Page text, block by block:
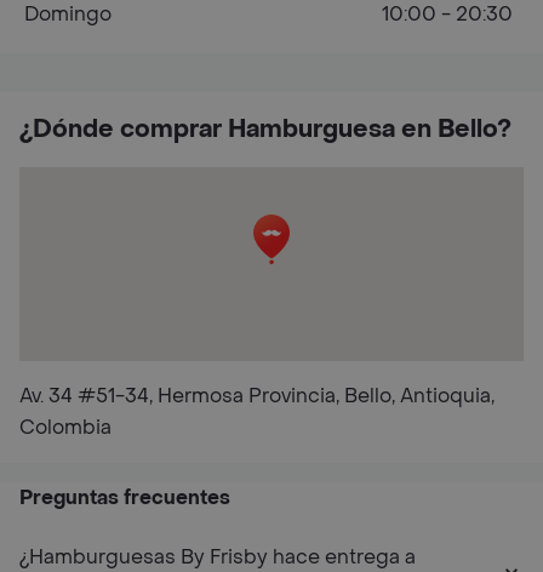
¿Dónde comprar Hamburguesa en Bello?
Av. 34 #51-34, Hermosa Provincia, Bello, Antioquia,
Colombia
Domingo
10:00 - 20:30
Preguntas frecuentes
¿Hamburguesas By Frisby hace entrega a